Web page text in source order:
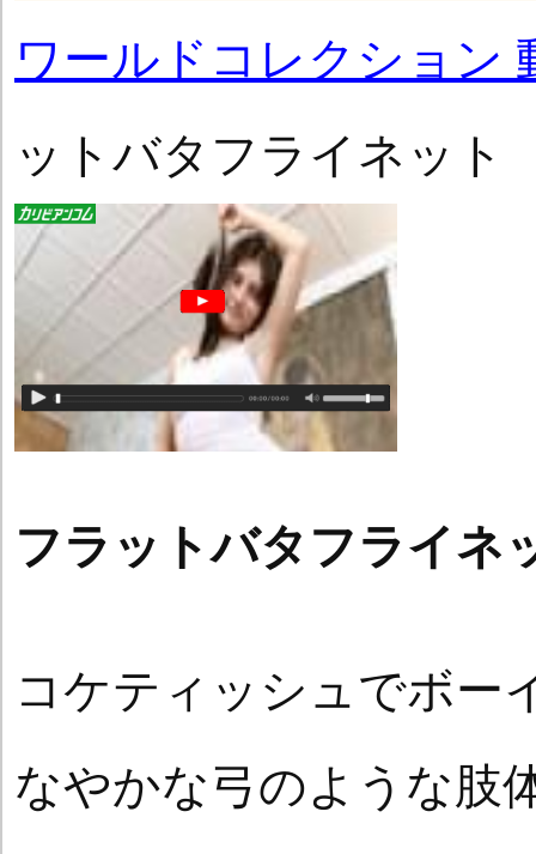
ワールドコレクション
ットバタフライネット
フラットバタフライネ
コケティッシュでボー
なやかな弓のような肢